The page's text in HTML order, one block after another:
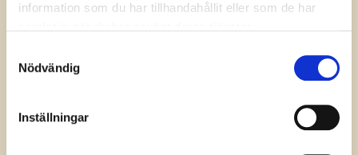
information som du har tillhandahållit eller som de har
Nödvändig
Inställningar
Ametist